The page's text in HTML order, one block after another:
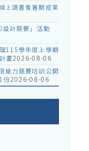
上讀書會暑期成果
設計競賽」活動
115學年度上學期
畫2026-08-06
能力競賽培訓公開
份2026-08-06